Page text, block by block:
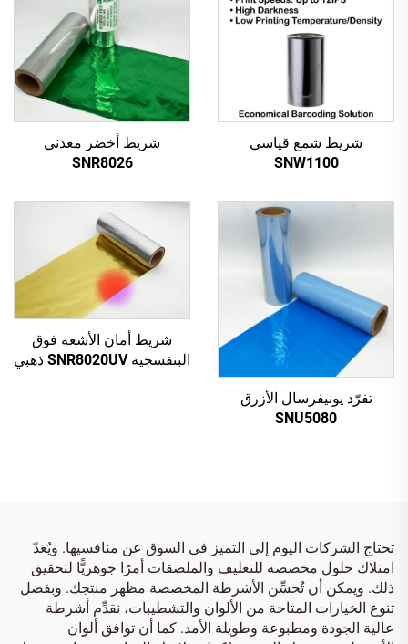
شريط شمع قياسي
SNW1100
شريط أخضر معدني
SNR8026
تفرّد يونيفرسال الأزرق
SNU5080
شريط أمان الأشعة فوق
البنفسجية SNR8020UV ذهبي
تحتاج الشركات اليوم إلى التميز في السوق عن منافسيها. ويُعَدّ
امتلاك حلول مخصصة للتغليف والملصقات أمرًا جوهريًّا لتحقيق
ذلك. ويمكن أن تُحسِّن الأشرطة المخصصة مظهر منتجك. وبفضل
تنوع الخيارات المتاحة من الألوان والتشطيبات، نقدِّم أشرطة
عالية الجودة ومطبوعة وطويلة الأمد. كما أن توافق ألوان